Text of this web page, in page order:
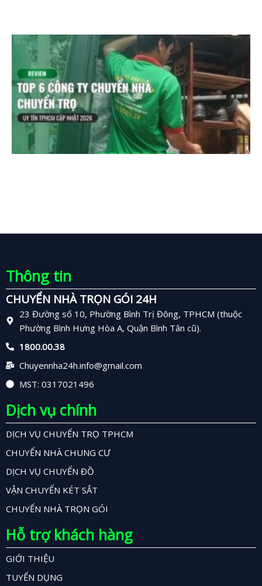
Thông tin
CHUYỂN NHÀ TRỌN GÓI 24H
23 Đường số 10, Phường Bình Trị Đông, TPHCM (thuộc
Phường Bình Hưng Hòa A, Quận Bình Tân cũ).
1800.00.38
Chuyennha24h.info@gmail.com
MST: 0317021496
Dịch vụ chính
DỊCH VỤ CHUYỂN TRỌ TPHCM
CHUYỂN NHÀ CHUNG CƯ
DỊCH VỤ CHUYỂN ĐỒ
VẬN CHUYỂN KÉT SẮT
CHUYỂN NHÀ TRỌN GÓI
Hỗ trợ khách hàng
GIỚI THIỆU
TUYỂN DỤNG